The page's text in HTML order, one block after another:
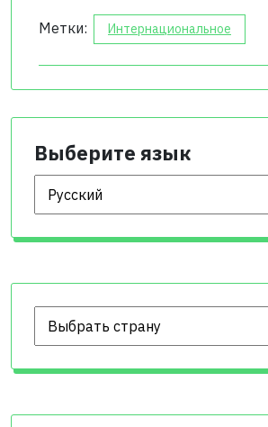
Метки: Интернациональное
Выберите язык
Выберите язык